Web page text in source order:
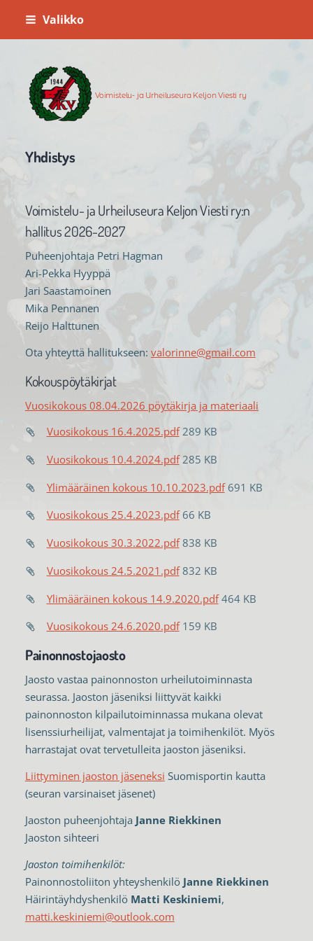
Siirry
Valikko
Voimistelu- ja Urheiluseura Keljon Viesti ry
Yhdistys
Voimistelu- ja Urheiluseura Keljon Viesti ry:n
hallitus 2026-2027
Puheenjohtaja Petri Hagman
Ari-Pekka Hyyppä
Jari Saastamoinen
Mika Pennanen
Reijo Halttunen
Ota yhteyttä hallitukseen: valorinne@gmail.com
Kokouspöytäkirjat
Vuosikokous 08.04.2026 pöytäkirja ja materiaali
Vuosikokous 16.4.2025.pdf 289 KB
Vuosikokous 10.4.2024.pdf 285 KB
Ylimääräinen kokous 10.10.2023.pdf 691 KB
Vuosikokous 25.4.2023.pdf 66 KB
Vuosikokous 30.3.2022.pdf 838 KB
Vuosikokous 24.5.2021.pdf 832 KB
Ylimääräinen kokous 14.9.2020.pdf 464 KB
Vuosikokous 24.6.2020.pdf 159 KB
Painonnostojaosto
Jaosto vastaa painonnoston urheilutoiminnasta
seurassa. Jaoston jäseniksi liittyvät kaikki
painonnoston kilpailutoiminnassa mukana olevat
lisenssiurheilijat, valmentajat ja toimihenkilöt. Myös
harrastajat ovat tervetulleita jaoston jäseniksi.
Liittyminen jaoston jäseneksi Suomisportin kautta
(seuran varsinaiset jäsenet)
Jaoston puheenjohtaja Janne Riekkinen
Jaoston sihteeri
Jaoston toimihenkilöt:
Painonnostoliiton yhteyshenkilö Janne Riekkinen
Häirintäyhdyshenkilö Matti Keskiniemi,
matti.keskiniemi@outlook.com